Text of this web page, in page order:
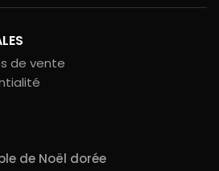
de vente
de Noël dorée